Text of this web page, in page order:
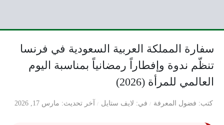
سفارة المملكة العربية السعودية في فرنسا
تنظّم ندوة وإفطاراً رمضانياً بمناسبة اليوم
العالمي للمرأة (2026)
كتب فضول المعرفة في لايف ستايل آخر تحديث مارس 17, 2026